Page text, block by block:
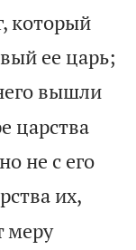
который
ее царь;
вышли
царства
не с его
их,
меру